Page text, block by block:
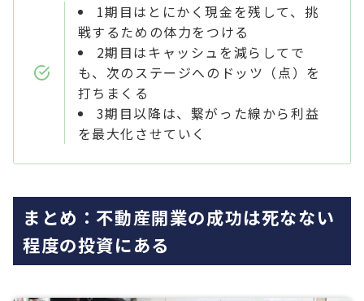
1期目はとにかく現金を残して、挑
戦するための体力をつける
2期目はキャッシュを減らしてで
も、次のステージへのドッツ（点）を
打ちまくる
3期目以降は、繋がった線から利益
を最大化させていく
まとめ：不動産開業の成功は死なない
程度の投資にある